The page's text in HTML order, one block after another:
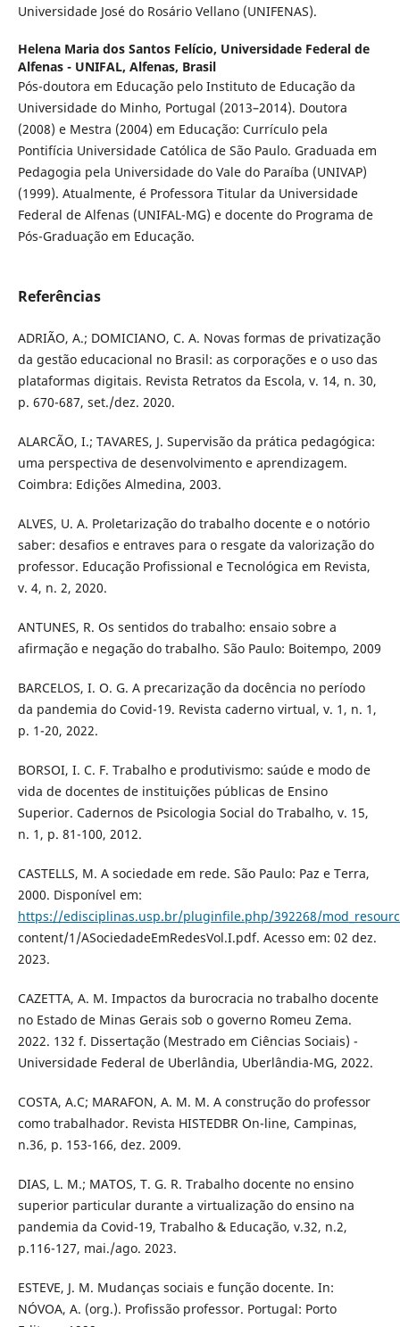
Universidade José do Rosário Vellano (UNIFENAS).
Helena Maria dos Santos Felício, Universidade Federal de
Alfenas - UNIFAL, Alfenas, Brasil
Pós-doutora em Educação pelo Instituto de Educação da
Universidade do Minho, Portugal (2013–2014). Doutora
(2008) e Mestra (2004) em Educação: Currículo pela
Pontifícia Universidade Católica de São Paulo. Graduada em
Pedagogia pela Universidade do Vale do Paraíba (UNIVAP)
(1999). Atualmente, é Professora Titular da Universidade
Federal de Alfenas (UNIFAL-MG) e docente do Programa de
Pós-Graduação em Educação.
Referências
ADRIÃO, A.; DOMICIANO, C. A. Novas formas de privatização
da gestão educacional no Brasil: as corporações e o uso das
plataformas digitais. Revista Retratos da Escola, v. 14, n. 30,
p. 670-687, set./dez. 2020.
ALARCÃO, I.; TAVARES, J. Supervisão da prática pedagógica:
uma perspectiva de desenvolvimento e aprendizagem.
Coimbra: Edições Almedina, 2003.
ALVES, U. A. Proletarização do trabalho docente e o notório
saber: desafios e entraves para o resgate da valorização do
professor. Educação Profissional e Tecnológica em Revista,
v. 4, n. 2, 2020.
ANTUNES, R. Os sentidos do trabalho: ensaio sobre a
afirmação e negação do trabalho. São Paulo: Boitempo, 2009
BARCELOS, I. O. G. A precarização da docência no período
da pandemia do Covid-19. Revista caderno virtual, v. 1, n. 1,
p. 1-20, 2022.
BORSOI, I. C. F. Trabalho e produtivismo: saúde e modo de
vida de docentes de instituições públicas de Ensino
Superior. Cadernos de Psicologia Social do Trabalho, v. 15,
n. 1, p. 81-100, 2012.
CASTELLS, M. A sociedade em rede. São Paulo: Paz e Terra,
2000. Disponível em:
https://edisciplinas.usp.br/pluginfile.php/392268/
content/1/ASociedadeEmRedesVol.I.pdf. Acesso em: 02 dez.
2023.
CAZETTA, A. M. Impactos da burocracia no trabalho docente
no Estado de Minas Gerais sob o governo Romeu Zema.
2022. 132 f. Dissertação (Mestrado em Ciências Sociais) -
Universidade Federal de Uberlândia, Uberlândia-MG, 2022.
COSTA, A.C; MARAFON, A. M. M. A construção do professor
como trabalhador. Revista HISTEDBR On-line, Campinas,
n.36, p. 153-166, dez. 2009.
DIAS, L. M.; MATOS, T. G. R. Trabalho docente no ensino
superior particular durante a virtualização do ensino na
pandemia da Covid-19, Trabalho & Educação, v.32, n.2,
p.116-127, mai./ago. 2023.
ESTEVE, J. M. Mudanças sociais e função docente. In:
NÓVOA, A. (org.). Profissão professor. Portugal: Porto